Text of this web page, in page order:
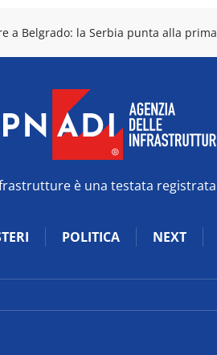
a Belgrado: la Serbia punta alla
è una testata
POLITICA NEXT